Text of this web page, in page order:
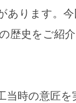
あります。
歴史をご紹
当時の意匠